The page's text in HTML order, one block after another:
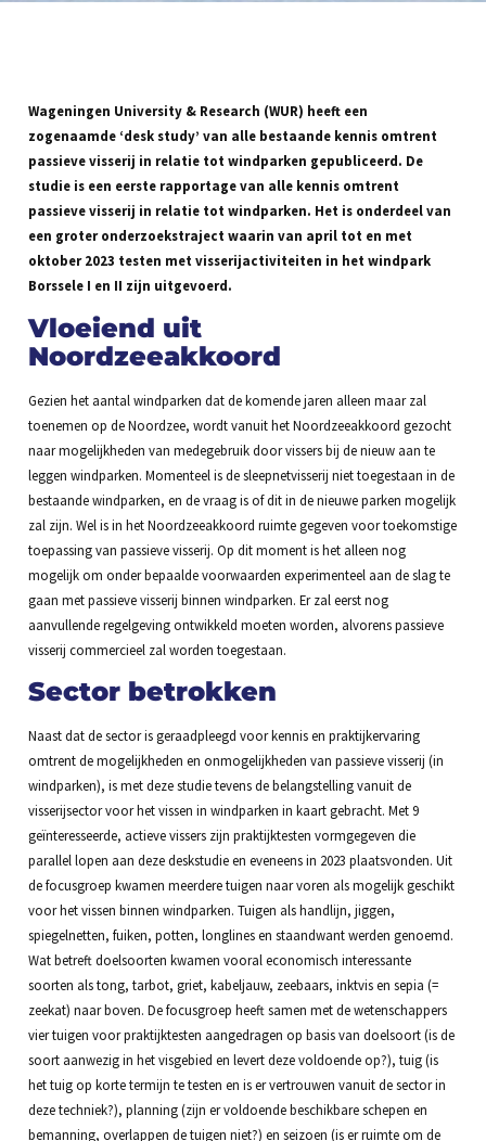
Wageningen University & Research (WUR) heeft een
zogenaamde ‘desk study’ van alle bestaande kennis omtrent
passieve visserij in relatie tot windparken gepubliceerd. De
studie is een eerste rapportage van alle kennis omtrent
passieve visserij in relatie tot windparken. Het is onderdeel van
een groter onderzoekstraject waarin van april tot en met
oktober 2023 testen met visserijactiviteiten in het windpark
Borssele I en II zijn uitgevoerd.
Vloeiend uit
Noordzeeakkoord
Gezien het aantal windparken dat de komende jaren alleen maar zal
toenemen op de Noordzee, wordt vanuit het Noordzeeakkoord gezocht
naar mogelijkheden van medegebruik door vissers bij de nieuw aan te
leggen windparken. Momenteel is de sleepnetvisserij niet toegestaan in de
bestaande windparken, en de vraag is of dit in de nieuwe parken mogelijk
zal zijn. Wel is in het Noordzeeakkoord ruimte gegeven voor toekomstige
toepassing van passieve visserij. Op dit moment is het alleen nog
mogelijk om onder bepaalde voorwaarden experimenteel aan de slag te
gaan met passieve visserij binnen windparken. Er zal eerst nog
aanvullende regelgeving ontwikkeld moeten worden, alvorens passieve
visserij commercieel zal worden toegestaan.
Sector betrokken
Naast dat de sector is geraadpleegd voor kennis en praktijkervaring
omtrent de mogelijkheden en onmogelijkheden van passieve visserij (in
windparken), is met deze studie tevens de belangstelling vanuit de
visserijsector voor het vissen in windparken in kaart gebracht. Met 9
geïnteresseerde, actieve vissers zijn praktijktesten vormgegeven die
parallel lopen aan deze deskstudie en eveneens in 2023 plaatsvonden. Uit
de focusgroep kwamen meerdere tuigen naar voren als mogelijk geschikt
voor het vissen binnen windparken. Tuigen als handlijn, jiggen,
spiegelnetten, fuiken, potten, longlines en staandwant werden genoemd.
Wat betreft doelsoorten kwamen vooral economisch interessante
soorten als tong, tarbot, griet, kabeljauw, zeebaars, inktvis en sepia (=
zeekat) naar boven. De focusgroep heeft samen met de wetenschappers
vier tuigen voor praktijktesten aangedragen op basis van doelsoort (is de
soort aanwezig in het visgebied en levert deze voldoende op?), tuig (is
het tuig op korte termijn te testen en is er vertrouwen vanuit de sector in
deze techniek?), planning (zijn er voldoende beschikbare schepen en
bemanning, overlappen de tuigen niet?) en seizoen (is er ruimte om de